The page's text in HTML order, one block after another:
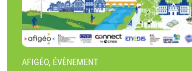
AFIGÉO, ÉVÈNEMENT